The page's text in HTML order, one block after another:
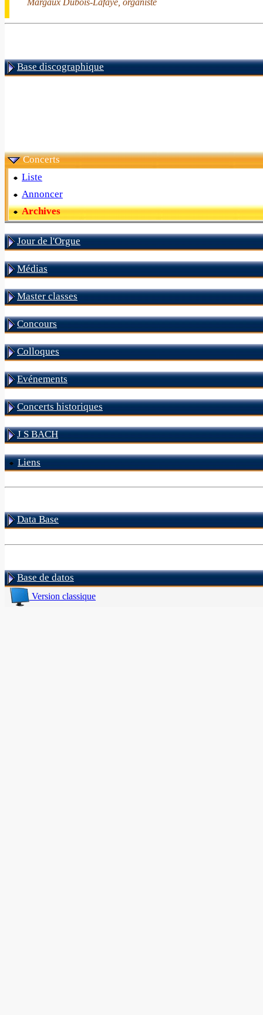
Margaux Dubois-Lafaye, organiste
Base discographique
Concerts
Liste
Annoncer
Archives
Jour de l'Orgue
Médias
Master classes
Concours
Colloques
Evénements
Concerts historiques
J S BACH
Liens
Data Base
Base de datos
Version classique